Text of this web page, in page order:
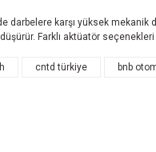
karşı yüksek mekanik
Farklı aktüatör
cntd türkiye bnb